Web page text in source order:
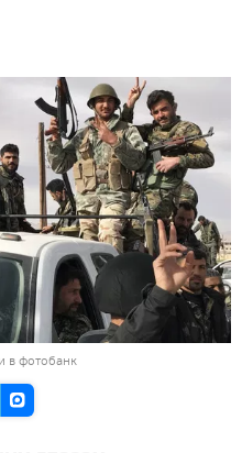
в фотобанк